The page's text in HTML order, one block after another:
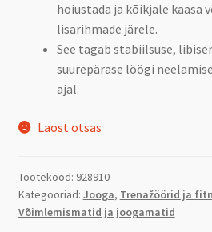
hoiustada ja kõikjale kaasa
lisarihmade järele.
See tagab stabiilsuse,
suurepärase löögi
ajal.
Laost otsas
Tootekood: 928910
Kategooriad: Jooga, Trenažöörid ja
Võimlemismatid ja joogamatid